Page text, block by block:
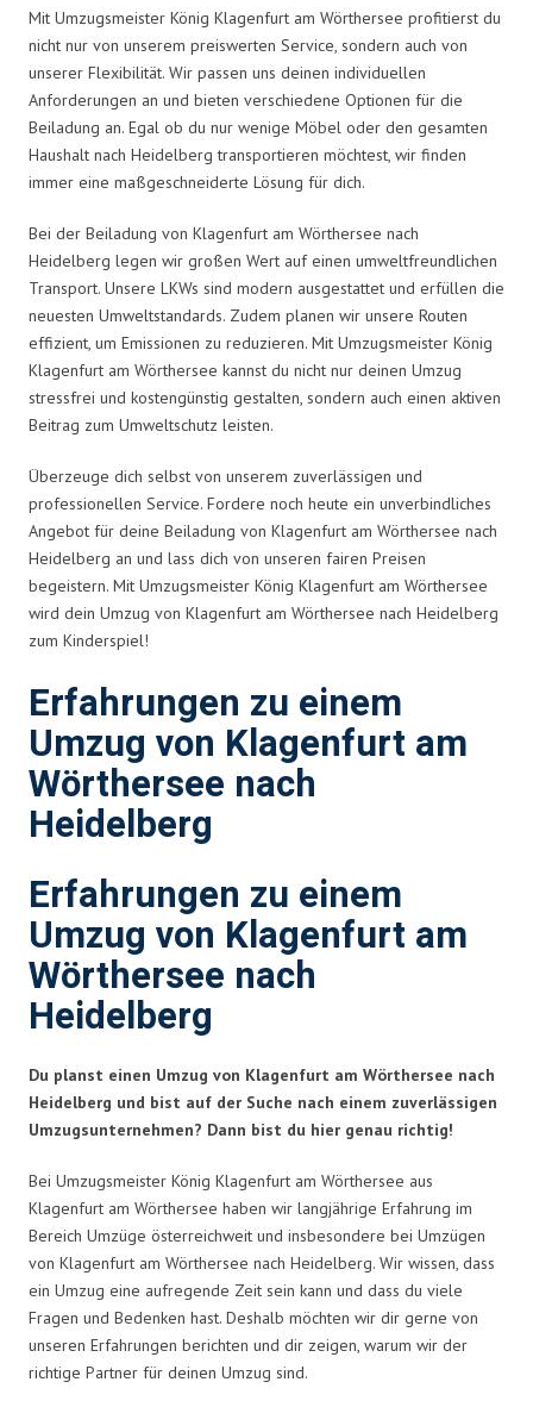
Mit Umzugsmeister König Klagenfurt am Wörthersee profitierst du
nicht nur von unserem preiswerten Service, sondern auch von
unserer Flexibilität. Wir passen uns deinen individuellen
Anforderungen an und bieten verschiedene Optionen für die
Beiladung an. Egal ob du nur wenige Möbel oder den gesamten
Haushalt nach Heidelberg transportieren möchtest, wir finden
immer eine maßgeschneiderte Lösung für dich.
Bei der Beiladung von Klagenfurt am Wörthersee nach
Heidelberg legen wir großen Wert auf einen umweltfreundlichen
Transport. Unsere LKWs sind modern ausgestattet und erfüllen die
neuesten Umweltstandards. Zudem planen wir unsere Routen
effizient, um Emissionen zu reduzieren. Mit Umzugsmeister König
Klagenfurt am Wörthersee kannst du nicht nur deinen Umzug
stressfrei und kostengünstig gestalten, sondern auch einen aktiven
Beitrag zum Umweltschutz leisten.
Überzeuge dich selbst von unserem zuverlässigen und
professionellen Service. Fordere noch heute ein unverbindliches
Angebot für deine Beiladung von Klagenfurt am Wörthersee nach
Heidelberg an und lass dich von unseren fairen Preisen
begeistern. Mit Umzugsmeister König Klagenfurt am Wörthersee
wird dein Umzug von Klagenfurt am Wörthersee nach Heidelberg
zum Kinderspiel!
Erfahrungen zu einem
Umzug von Klagenfurt am
Wörthersee nach
Heidelberg
Erfahrungen zu einem
Umzug von Klagenfurt am
Wörthersee nach
Heidelberg
Du planst einen Umzug von Klagenfurt am Wörthersee nach
Heidelberg und bist auf der Suche nach einem zuverlässigen
Umzugsunternehmen? Dann bist du hier genau richtig!
Bei Umzugsmeister König Klagenfurt am Wörthersee aus
Klagenfurt am Wörthersee haben wir langjährige Erfahrung im
Bereich Umzüge österreichweit und insbesondere bei Umzügen
von Klagenfurt am Wörthersee nach Heidelberg. Wir wissen, dass
ein Umzug eine aufregende Zeit sein kann und dass du viele
Fragen und Bedenken hast. Deshalb möchten wir dir gerne von
unseren Erfahrungen berichten und dir zeigen, warum wir der
richtige Partner für deinen Umzug sind.